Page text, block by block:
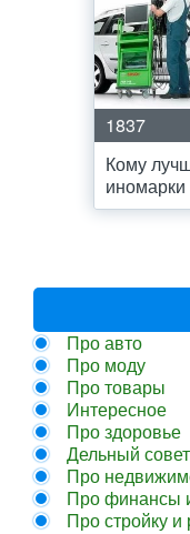
1837
Кому
иномарки
Про авто
Про моду
Про товары
Интересное
Про здоровье
Дельный совет
Про
Про финансы
Про стройку и